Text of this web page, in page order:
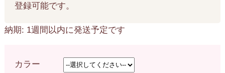
登録可能です。
納期: 1週間以内に発送予定です
カラー